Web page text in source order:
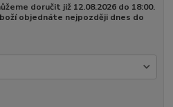
doručit již 12.08.2026 do 18:00.
objednáte nejpozději dnes do